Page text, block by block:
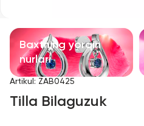
Aksessuarlar
Baxtning yorqin
nurlari
Artikul : ZAB0425
Tilla Bilaguzuk